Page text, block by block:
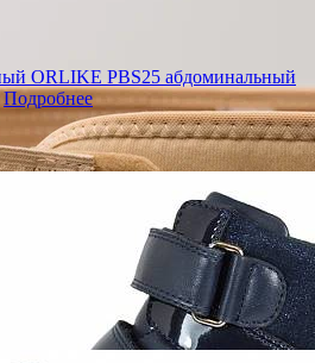
ORLIKE PBS25 абдоминальный
Подробнее